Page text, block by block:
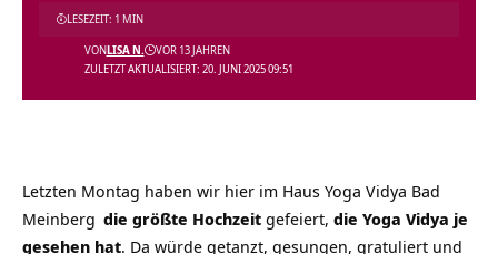
ZULETZT AKTUALISIERT: 20. JUNI 2025 09:51
VONLISA N. VOR 13 JAHREN
LESEZEIT: 1 MIN
Letzten Montag haben wir hier im Haus Yoga Vidya Bad
Meinberg die größte Hochzeit gefeiert, die Yoga Vidya je
gesehen hat. Da würde getanzt, gesungen, gratuliert und